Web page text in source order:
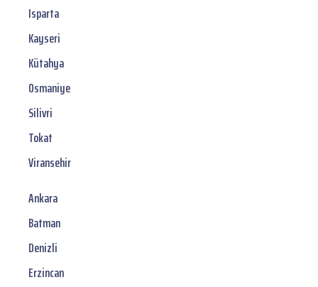
Isparta
Kayseri
Kütahya
Osmaniye
Silivri
Tokat
Viransehir
Ankara
Batman
Denizli
Erzincan